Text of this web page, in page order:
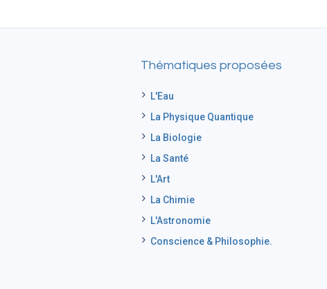
Thématiques proposées
L'Eau
La Physique Quantique
La Biologie
La Santé
L'Art
La Chimie
L'Astronomie
Conscience & Philosophie.